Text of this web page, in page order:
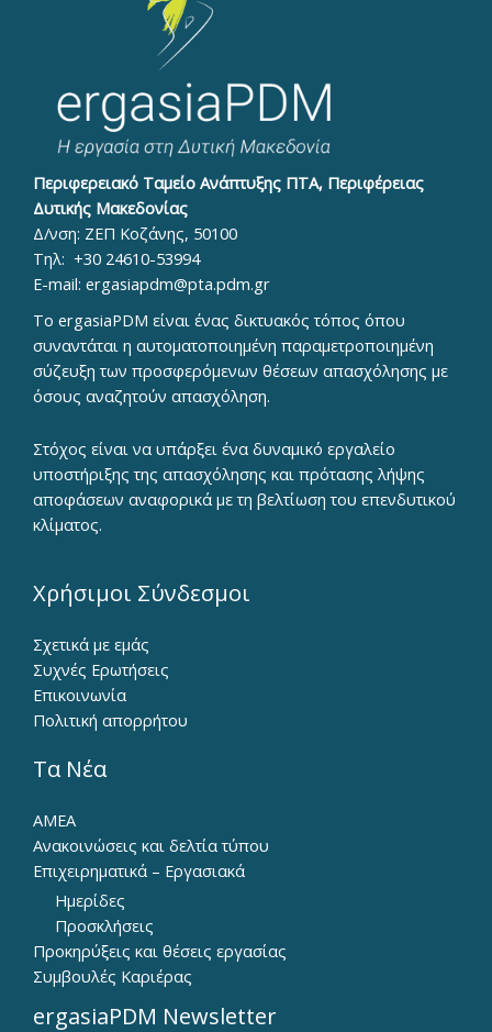
Περιφερειακό Ταμείο Ανάπτυξης ΠΤΑ, Περιφέρειας
Δυτικής Μακεδονίας
Δ/νση: ΖΕΠ Κοζάνης, 50100
Τηλ: +30 24610-53994
E-mail: ergasiapdm@pta.pdm.gr
To ergasiaPDM είναι ένας δικτυακός τόπος όπου
συναντάται η αυτοματοποιημένη παραμετροποιημένη
σύζευξη των προσφερόμενων θέσεων απασχόλησης με
όσους αναζητούν απασχόληση.
Στόχος είναι να υπάρξει ένα δυναμικό εργαλείο
υποστήριξης της απασχόλησης και πρότασης λήψης
αποφάσεων αναφορικά με τη βελτίωση του επενδυτικού
κλίματος.
Χρήσιμοι Σύνδεσμοι
Σχετικά με εμάς
Συχνές Ερωτήσεις
Επικοινωνία
Πολιτική απορρήτου
Τα Νέα
ΑΜΕΑ
Ανακοινώσεις και δελτία τύπου
Επιχειρηματικά – Εργασιακά
Ημερίδες
Προσκλήσεις
Προκηρύξεις και θέσεις εργασίας
Συμβουλές Καριέρας
ergasiaPDM Newsletter